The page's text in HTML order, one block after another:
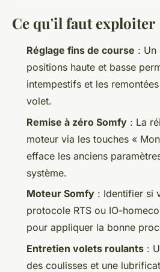
Ce qu'il faut exploiter
Réglage fins de course : Un
positions haute et basse
intempestifs et les
volet.
Remise à zéro Somfy : La
moteur via les touches «
efface les anciens
système.
Moteur Somfy : Identifier si
protocole RTS ou IO-
pour appliquer la bonne
Entretien volets roulants :
des coulisses et une